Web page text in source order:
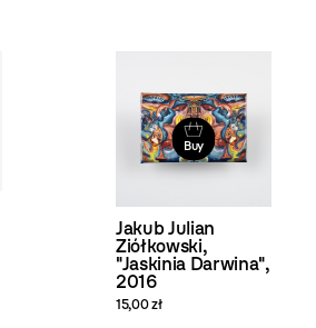
Buy
Jakub Julian
Ziółkowski,
"Jaskinia Darwina",
2016
15,00 zł